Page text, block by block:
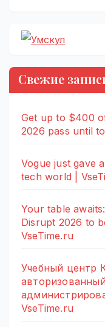
Свежие
Get up to $400
2026 pass until
Vogue just gave
tech world |
Your table
Disrupt 2026 to
VseTime.ru
Учебный центр
VseTime.ru